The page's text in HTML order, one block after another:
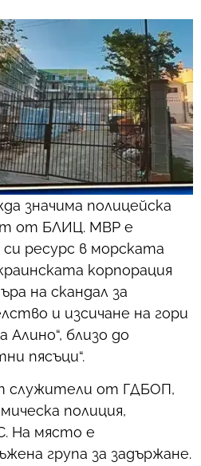
значима полицейска
от БЛИЦ. МВР е
ресурс в морската
корпорация
на скандал за
и изсичане на гори
близо до
пясъци“.
служители от ГДБОП,
полиция,
На място е
група за задържане.